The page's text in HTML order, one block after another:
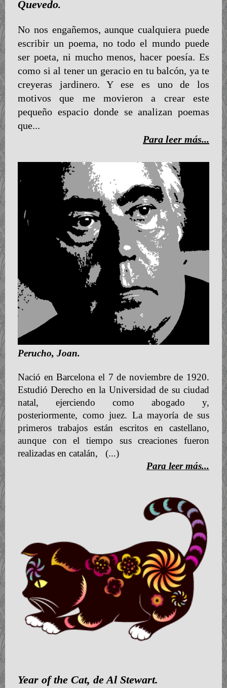
Quevedo.
No nos engañemos, aunque cualquiera puede
escribir un poema, no todo el mundo puede
ser poeta, ni mucho menos, hacer poesía. Es
como si al tener un geracio en tu balcón, ya te
creyeras jardinero. Y ese es uno de los
motivos que me movieron a crear este
pequeño espacio donde se analizan poemas
que...
Para leer más...
Perucho, Joan.
Nació en Barcelona el 7 de noviembre de 1920.
Estudió Derecho en la Universidad de su ciudad
natal, ejerciendo como abogado y,
posteriormente, como juez. La mayoría de sus
primeros trabajos están escritos en castellano,
aunque con el tiempo sus creaciones fueron
realizadas en catalán,
(...)
Para leer más...
Year of the Cat, de Al Stewart.